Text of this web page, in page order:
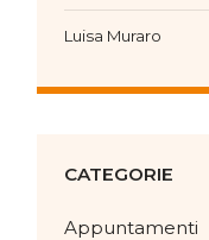
Luisa Muraro
CATEGORIE
Appuntamenti